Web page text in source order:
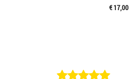
€ 17,00